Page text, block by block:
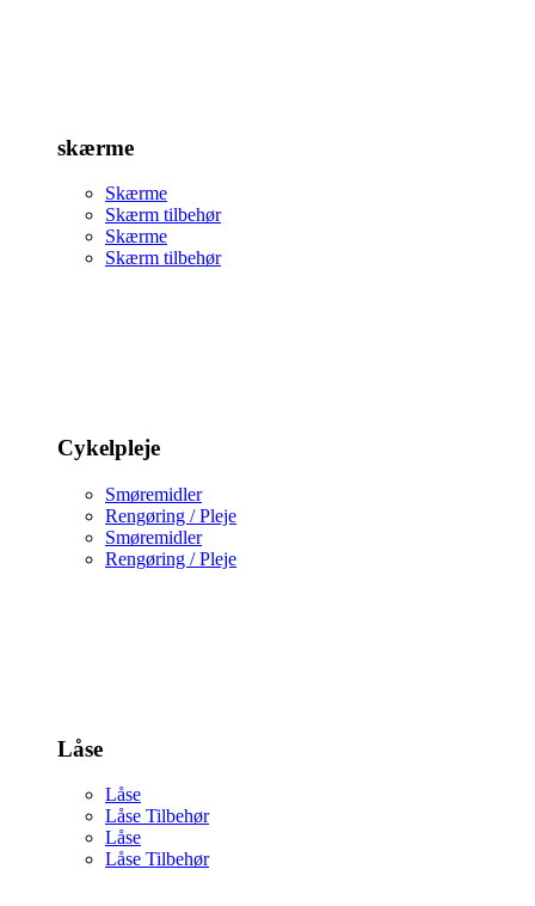
skærme
Skærme
Skærm tilbehør
Skærme
Skærm tilbehør
Cykelpleje
Smøremidler
Rengøring / Pleje
Smøremidler
Rengøring / Pleje
Låse
Låse
Låse Tilbehør
Låse
Låse Tilbehør